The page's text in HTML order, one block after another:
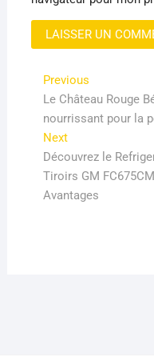
Navigation
de
l’article
PreviousPrevious
post:
Le Château Rouge
nourrissant pour la
NextNext
post:
Découvrez le
Tiroirs GM
Avantages